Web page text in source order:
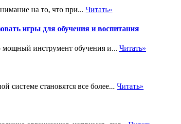
на то, что при... Читать»
игры для обучения и воспитания
мощный инструмент обучения и... Читать»
системе становятся все более... Читать»